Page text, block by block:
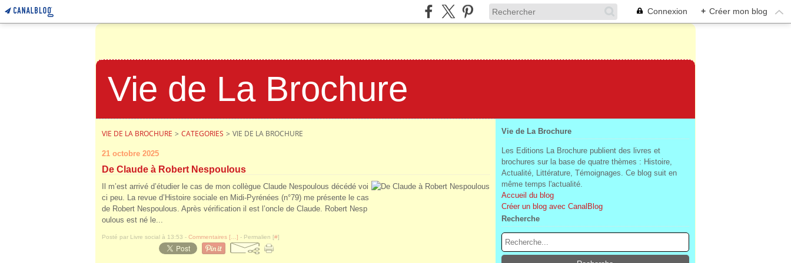
Connexion + Créer mon blog
Vie de La Brochure
VIE DE LA BROCHURE > CATEGORIES > VIE DE LA BROCHURE
21 octobre 2025
De Claude à Robert Nespoulous
Il m’est arrivé d’étudier le cas de mon collègue Claude Nespoulous décédé voi
ci peu. La revue d’Histoire sociale en Midi-Pyrénées (n°79) me présente le cas
de Robert Nespoulous. Après vérification il est l’oncle de Claude. Robert Nesp
oulous est né le...
Posté par Livre social à 13:53 - Commentaires [ ] - Permalien [#]
Vie de La Brochure
Les Editions La Brochure publient des livres et
brochures sur la base de quatre thèmes : Histoire,
Actualité, Littérature, Témoignages. Ce blog suit en
même temps l'actualité.
Accueil du blog
Créer un blog avec CanalBlog
Recherche